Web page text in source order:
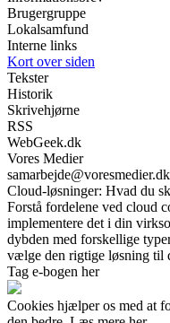
Brugergruppe
Lokalsamfund
Interne links
Kort over siden
Tekster
Historik
Skrivehjørne
RSS
WebGeek.dk
Vores Medier
samarbejde@voresmedier.dk
Cloud-løsninger: Hvad du
Forstå fordelene ved cloud
implementere det i din
dybden med forskellige
vælge den rigtige løsning til
Tag e-bogen her
Cookies hjælper os med at